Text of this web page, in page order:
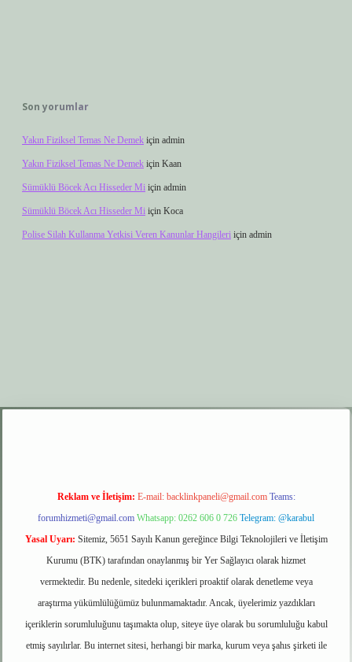
Son yorumlar
Yakın Fiziksel Temas Ne Demek için admin
Yakın Fiziksel Temas Ne Demek için Kaan
Sümüklü Böcek Acı Hisseder Mi için admin
Sümüklü Böcek Acı Hisseder Mi için Koca
Polise Silah Kullanma Yetkisi Veren Kanunlar Hangileri için admin
elexbet giriş
Reklam ve İletişim: E-mail: backlinkpaneli@gmail.com Teams:
forumhizmeti@gmail.com Whatsapp: 0262 606 0 726 Telegram: @karabul
Yasal Uyarı: Sitemiz, 5651 Sayılı Kanun gereğince Bilgi Teknolojileri ve İletişim
Kurumu (BTK) tarafından onaylanmış bir Yer Sağlayıcı olarak hizmet
vermektedir. Bu nedenle, sitedeki içerikleri proaktif olarak denetleme veya
araştırma yükümlülüğümüz bulunmamaktadır. Ancak, üyelerimiz yazdıkları
içeriklerin sorumluluğunu taşımakta olup, siteye üye olarak bu sorumluluğu kabul
etmiş sayılırlar. Bu internet sitesi, herhangi bir marka, kurum veya şahıs şirketi ile